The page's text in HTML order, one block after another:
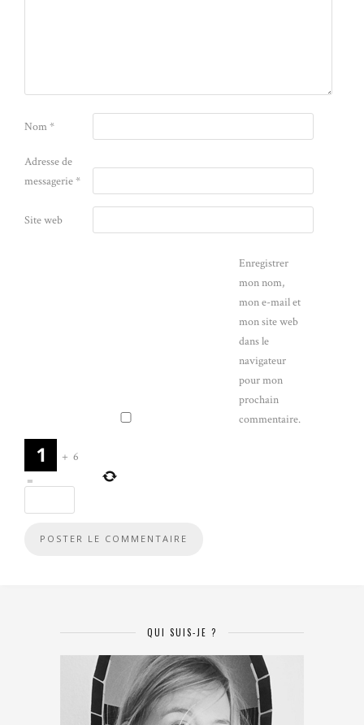
Nom*
Adresse de
messagerie*
Site web
Enregistrer
mon nom,
mon e-mail et
mon site web
dans le
navigateur
pour mon
prochain
commentaire.
+ 6
=
QUI SUIS-JE ?